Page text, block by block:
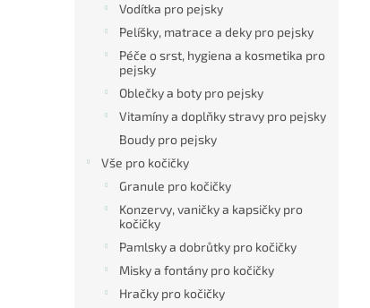
Vodítka pro pejsky
Pelíšky, matrace a deky pro pejsky
Péče o srst, hygiena a kosmetika pro
pejsky
Oblečky a boty pro pejsky
Vitamíny a doplňky stravy pro pejsky
Boudy pro pejsky
Vše pro kočičky
Granule pro kočičky
Konzervy, vaničky a kapsičky pro
kočičky
Pamlsky a dobrůtky pro kočičky
Misky a fontány pro kočičky
Hračky pro kočičky